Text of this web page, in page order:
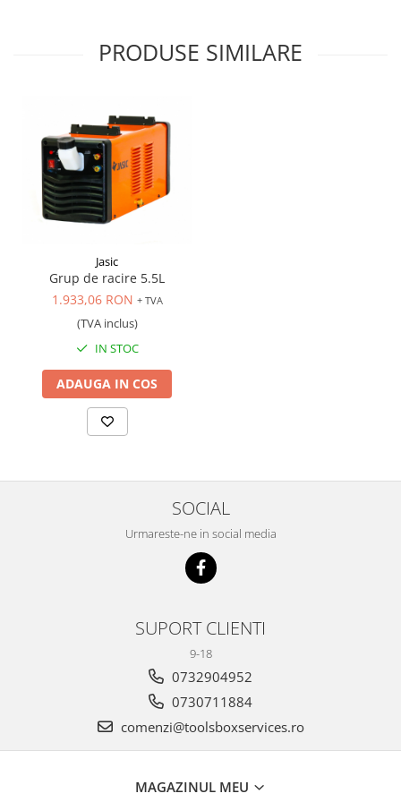
Set burghie si freze
Set surubelnite
Testare cuplu dinamometric de
strangere
Trusa / Set tarozi si filiere
Trusa imbus hex,torx,ribe,M-uri
PRODUSE SIMILARE
Jasic
Grup de racire 5.5L
1.933,06 RON + TVA
(TVA inclus)
IN STOC
ADAUGA IN COS
SOCIAL
Urmareste-ne in social media
SUPORT CLIENTI
9-18
0732904952
0730711884
comenzi@toolsboxservices.ro
MAGAZINUL MEU